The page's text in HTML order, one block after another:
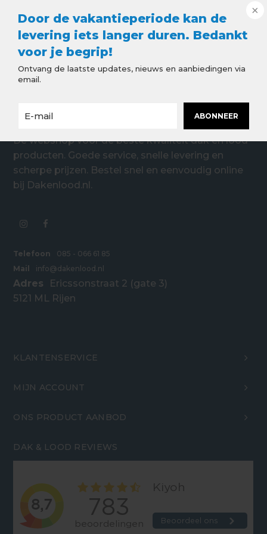
Door de vakantieperiode kan de
levering iets langer duren. Bedankt
voor je begrip!
Ontvang de laatste updates, nieuws en aanbiedingen via
email.
ABONNEER
De webshop voor de beste kwaliteit dak en lood
producten. Goede service, snelle levering en
scherpe prijzen. Bestel snel en eenvoudig online
bij Dakenlood.nl.
Telefoon
085 - 066 61 85
Mail
info@dakenlood.nl
Adres
Ericssonstraat 2 (gate 3)
5121 ML Rijen
KLANTENSERVICE
MIJN ACCOUNT
ONS PRODUCT AANBOD
DAK & LOOD REVIEWS